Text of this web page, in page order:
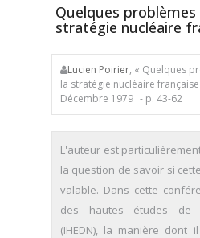
Quelques
stratégie nucléaire
Lucien Poirier, « Quelques
la stratégie nucléaire
Décembre 1979 - p. 43-62
L'auteur est
la question de savoir si
valable. Dans cette
des hautes études de
(IHEDN), la manière dont